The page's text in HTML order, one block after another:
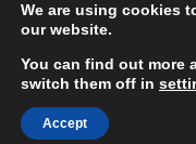
© Copyright
We are using cookies
our website.
You can find out more
switch them off in
Accept